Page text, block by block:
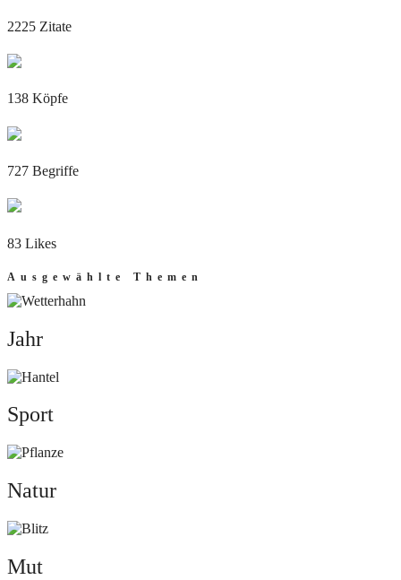
2225 Zitate
138 Köpfe
727 Begriffe
83 Likes
Ausgewählte Themen
Jahr
Jahr
Sport
Sport
Natur
Natur
Mut
Mut